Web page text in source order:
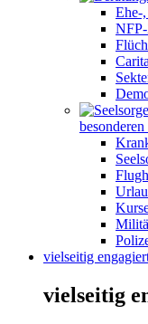
Ehe-
vielseitig
vielseitig